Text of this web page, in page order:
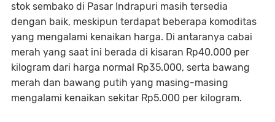
stok sembako di Pasar Indrapuri masih tersedia
dengan baik, meskipun terdapat beberapa komoditas
yang mengalami kenaikan harga. Di antaranya cabai
merah yang saat ini berada di kisaran Rp40.000 per
kilogram dari harga normal Rp35.000, serta bawang
merah dan bawang putih yang masing-masing
mengalami kenaikan sekitar Rp5.000 per kilogram.